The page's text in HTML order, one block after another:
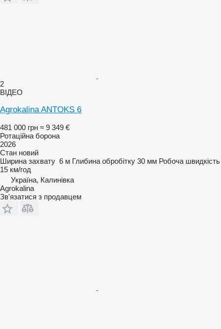
2
ВІДЕО
Agrokalina ANTOKS 6
481 000 грн ≈ 9 349 €
Ротаційна борона
2026
Стан новий
Ширина захвату 6 м Глибина обробітку 30 мм Робоча швидкість
15 км/год
Україна, Калинівка
Agrokalina
Зв'язатися з продавцем